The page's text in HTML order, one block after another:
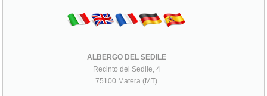
ALBERGO DEL SEDILE
Recinto del Sedile, 4
75100 Matera (MT)